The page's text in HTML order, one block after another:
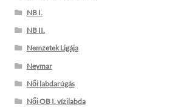
NB I.
NB II.
Nemzetek Ligája
Neymar
Női labdarúgás
Női OB I. vízilabda